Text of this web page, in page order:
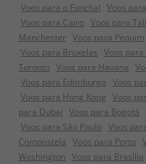
Voos para o Funchal Voos
Voos para Cairo Voos para
Manchester Voos para Pequim
Voos para Bruxelas Voos
Toronto Voos para Havana
Voos para Edimburgo Voos
Voos para Hong Kong Voos
para Dubai Voos para Bogotá
Voos para São Paulo Voos
Compostela Voos para Porto
Washington Voos para Brasília